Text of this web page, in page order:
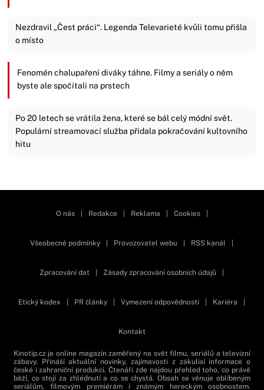
Nezdravil „Čest práci“. Legenda Televarieté kvůli tomu přišla
o místo
Fenomén chalupaření diváky táhne. Filmy a seriály o něm
byste ale spočítali na prstech
Po 20 letech se vrátila žena, které se bál celý módní svět.
Populární streamovací služba přidala pokračování kultovního
hitu
O nás Redakce Reklama Cookies
Všeobecné podmínky Provozovatel webu RSS kanál
Zpracování dat Zásady zpracování osobních údajů
Etický kodex PR články Vymezení odpovědnosti Kariéra
Kontakt
Kinotip.cz je online magazín zaměřený na svět filmu, seriálů a televizní
zábavy. Přináší aktuální novinky, zajímavosti z zákulisí informace o
české i zahraniční produkci. Čtenáři zde najdou přehled toho, co právě
běží, co stojí za zhlédnutí a co se chystá. Obsah se věnuje oblíbeným
seriálům, filmovým premiérám i známým hereckým osobnostem.